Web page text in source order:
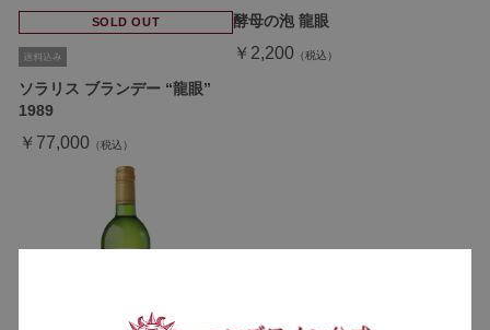
SOLD OUT
ソラリス ブランデー “龍眼”
1989
￥77,000
酵母の泡 龍眼
￥2,200